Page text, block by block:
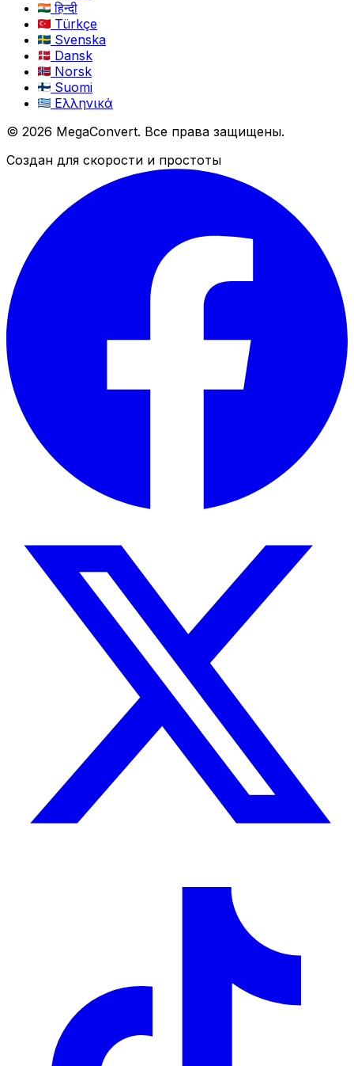
हिन्दी
Türkçe
Svenska
Dansk
Norsk
Suomi
Ελληνικά
© 2026 MegaConvert. Все права защищены.
Создан для скорости и простоты